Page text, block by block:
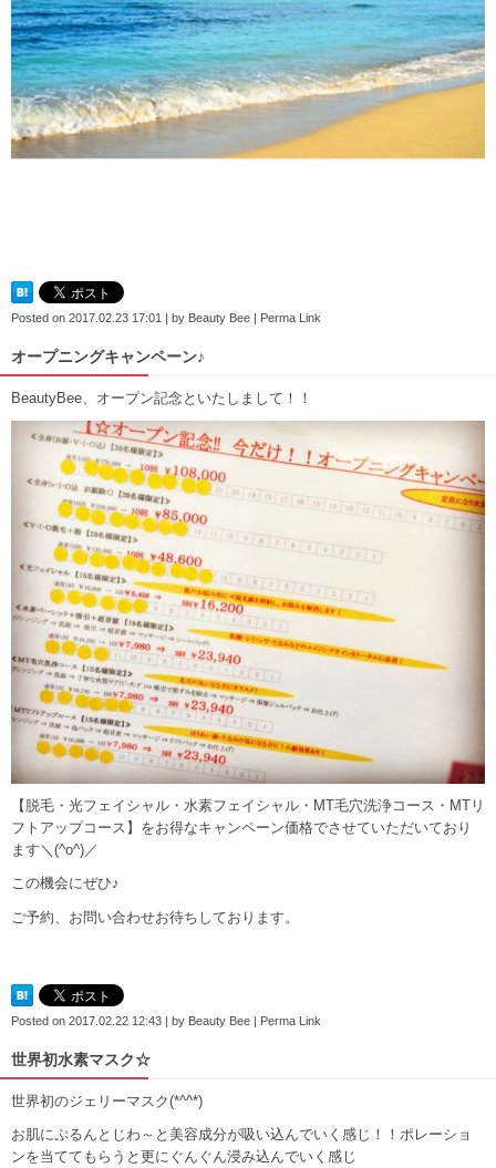
Posted on 2017.02.23 17:01 | by Beauty Bee | Perma Link
オープニングキャンペーン♪
BeautyBee、オープン記念といたしまして！！
【脱毛・光フェイシャル・水素フェイシャル・MT毛穴洗浄コース・MTリ
フトアップコース】をお得なキャンペーン価格でさせていただいており
ます＼(^o^)／
この機会にぜひ♪
ご予約、お問い合わせお待ちしております。
Posted on 2017.02.22 12:43 | by Beauty Bee | Perma Link
世界初水素マスク☆
世界初のジェリーマスク(*^^*)
お肌にぷるんとじわ～と美容成分が吸い込んでいく感じ！！ポレーショ
ンを当ててもらうと更にぐんぐん浸み込んでいく感じ